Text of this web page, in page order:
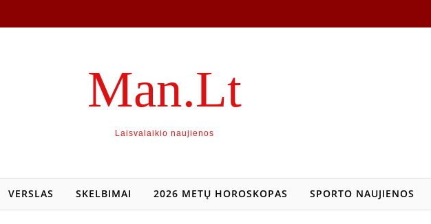
Man.Lt
Laisvalaikio naujienos
VERSLAS SKELBIMAI 2026 METŲ HOROSKOPAS SPORTO NAUJIENOS